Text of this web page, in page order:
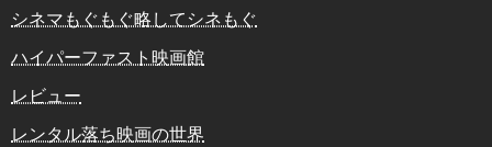
シネマもぐもぐ略してシネもぐ
ハイパーファスト映画館
レビュー
レンタル落ち映画の世界